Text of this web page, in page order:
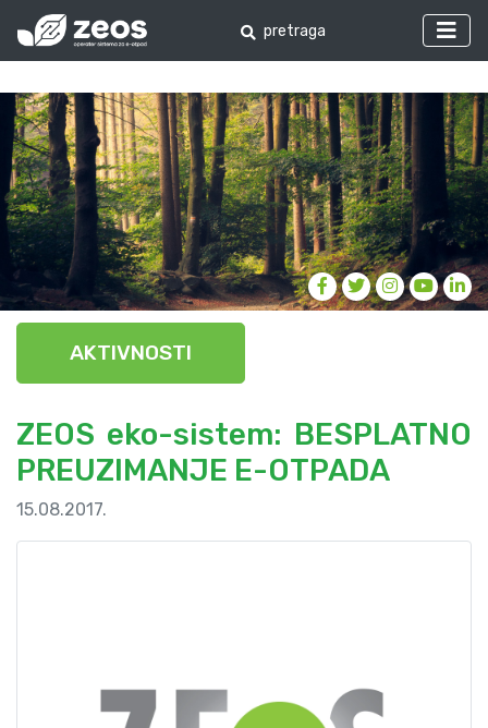
AKTIVNOSTI
ZEOS eko-sistem: BESPLATNO
PREUZIMANJE E-OTPADA
15.08.2017.